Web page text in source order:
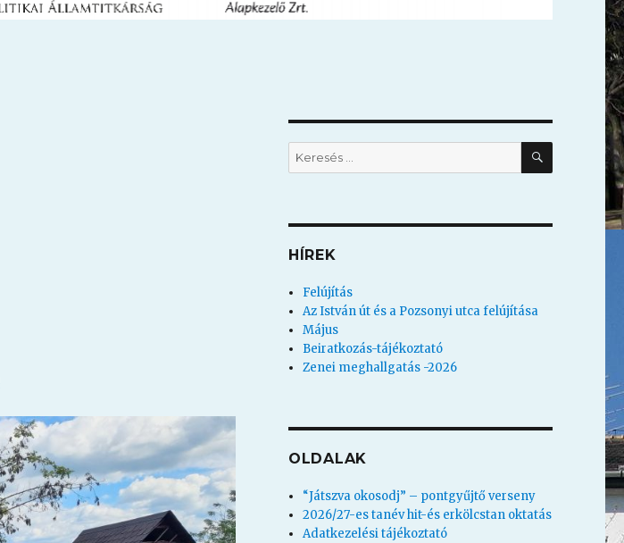
Keresés
a
KERESÉS
HÍREK
Felújítás
Az István út és a Pozsonyi utca felújítása
Május
Beiratkozás-tájékoztató
Zenei meghallgatás -2026
OLDALAK
“Játszva okosodj” – pontgyűjtő verseny
2026/27-es tanév hit-és erkölcstan oktatás
Adatkezelési tájékoztató